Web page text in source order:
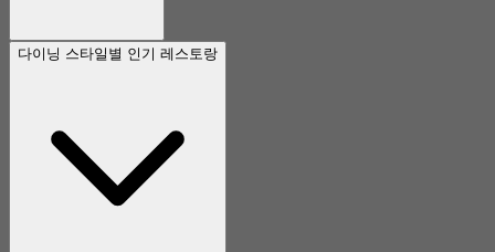
다이닝 스타일별 인기 레스토랑